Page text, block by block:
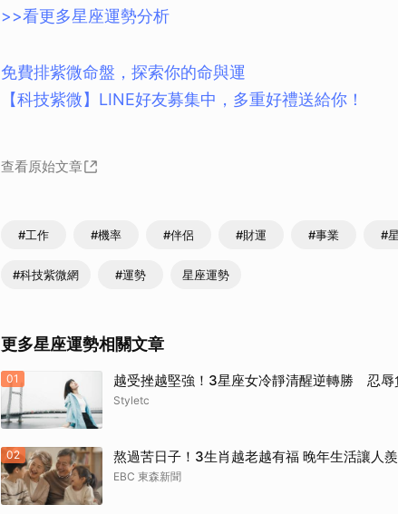
>>看更多星座運勢分析
免費排紫微命盤，探索你的命與運
【科技紫微】LINE好友募集中，多重好禮送給你！
查看原始文章
#工作 #機率 #伴侶 #財運 #事業 #
#科技紫微網 #運勢 星座運勢
更多星座運勢相關文章
01 越受挫越堅強！3星座女冷靜清醒逆轉勝 忍辱
Styletc
02 熬過苦日子！3生肖越老越有福 晚年生活讓人
EBC 東森新聞